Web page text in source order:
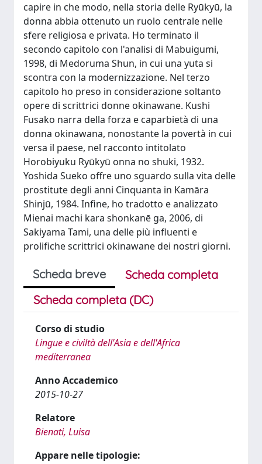
capire in che modo, nella storia delle Ryūkyū, la
donna abbia ottenuto un ruolo centrale nelle
sfere religiosa e privata. Ho terminato il
secondo capitolo con l'analisi di Mabuigumi,
1998, di Medoruma Shun, in cui una yuta si
scontra con la modernizzazione. Nel terzo
capitolo ho preso in considerazione soltanto
opere di scrittrici donne okinawane. Kushi
Fusako narra della forza e caparbietà di una
donna okinawana, nonostante la povertà in cui
versa il paese, nel racconto intitolato
Horobiyuku Ryūkyū onna no shuki, 1932.
Yoshida Sueko offre uno sguardo sulla vita delle
prostitute degli anni Cinquanta in Kamāra
Shinjū, 1984. Infine, ho tradotto e analizzato
Mienai machi kara shonkanē ga, 2006, di
Sakiyama Tami, una delle più influenti e
prolifiche scrittrici okinawane dei nostri giorni.
Scheda breve
Scheda completa
Scheda completa (DC)
Corso di studio
Lingue e civiltà dell'Asia e dell'Africa
mediterranea
Anno Accademico
2015-10-27
Relatore
Bienati, Luisa
Appare nelle tipologie: